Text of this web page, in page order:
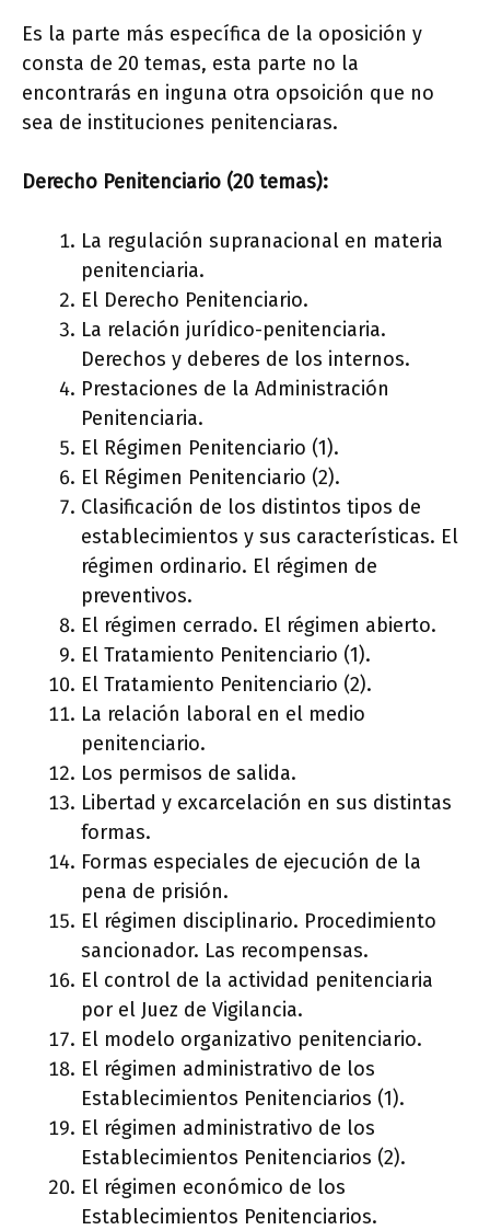
Es la parte más específica de la oposición y
consta de 20 temas, esta parte no la
encontrarás en inguna otra opsoición que no
sea de instituciones penitenciaras.
Derecho Penitenciario (20 temas):
La regulación supranacional en materia
penitenciaria.
El Derecho Penitenciario.
La relación jurídico-penitenciaria.
Derechos y deberes de los internos.
Prestaciones de la Administración
Penitenciaria.
El Régimen Penitenciario (1).
El Régimen Penitenciario (2).
Clasificación de los distintos tipos de
establecimientos y sus características. El
régimen ordinario. El régimen de
preventivos.
El régimen cerrado. El régimen abierto.
El Tratamiento Penitenciario (1).
El Tratamiento Penitenciario (2).
La relación laboral en el medio
penitenciario.
Los permisos de salida.
Libertad y excarcelación en sus distintas
formas.
Formas especiales de ejecución de la
pena de prisión.
El régimen disciplinario. Procedimiento
sancionador. Las recompensas.
El control de la actividad penitenciaria
por el Juez de Vigilancia.
El modelo organizativo penitenciario.
El régimen administrativo de los
Establecimientos Penitenciarios (1).
El régimen administrativo de los
Establecimientos Penitenciarios (2).
El régimen económico de los
Establecimientos Penitenciarios.